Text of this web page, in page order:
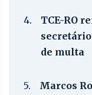
4.
TCE-RO
de multa
5.
Marcos